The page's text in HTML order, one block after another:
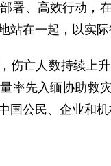
署、高效行动，
在一起，以实
伤亡人数持续上
率先入缅协助救
国公民、企业和机